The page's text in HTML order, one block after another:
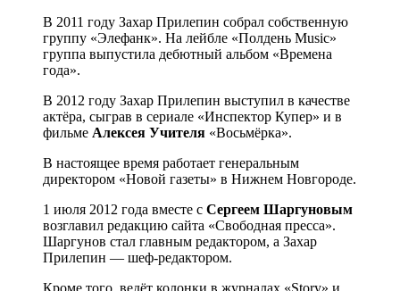
В 2011 году Захар Прилепин собрал собственную
группу «Элефанк». На лейбле «Полдень Music»
группа выпустила дебютный альбом «Времена
года».
В 2012 году Захар Прилепин выступил в качестве
актёра, сыграв в сериале «Инспектор Купер» и в
фильме Алексея Учителя «Восьмёрка».
В настоящее время работает генеральным
директором «Новой газеты» в Нижнем Новгороде.
1 июля 2012 года вместе с Сергеем Шаргуновым
возглавил редакцию сайта «Свободная пресса».
Шаргунов стал главным редактором, а Захар
Прилепин — шеф-редактором.
Кроме того, ведёт колонки в журналах «Story» и